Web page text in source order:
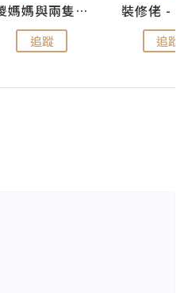
儍媽媽與兩隻小魔怪之家
追蹤 追蹤